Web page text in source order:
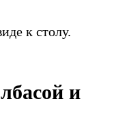
к столу.
и